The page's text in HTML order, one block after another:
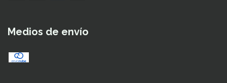
Medios de envío